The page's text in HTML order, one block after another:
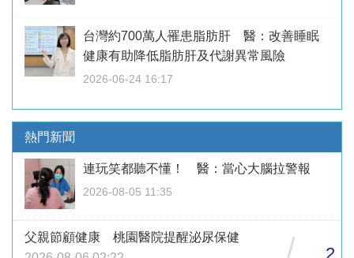
台灣約700萬人罹患脂肪肝 醫：改善睡眠
健康有助降低脂肪肝及代謝異常風險
2026-06-24 16:17
熱門新聞
連玩笑都聽不懂！ 醫：當心大腦拉警報
2026-08-05 11:35
父親節顧健康 桃園醫院提醒泌尿保健
/ 2